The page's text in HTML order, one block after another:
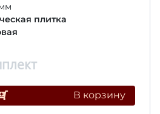
плитка
В корзину